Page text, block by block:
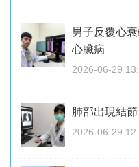
男子反覆心
心臟病
2026-06-29
肺部出現結
2026-06-29